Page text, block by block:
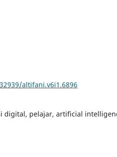
altifani.v6i1.6896
digital, pelajar, artificial